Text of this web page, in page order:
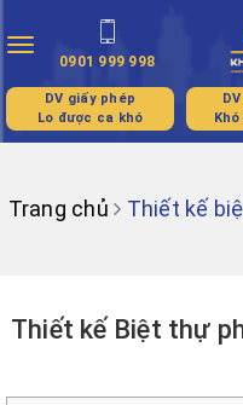
Toggle
navigation
0901 999 998
DV giấy phép
Lo được ca khó
Trang chủ Thiết kế
Thiết kế Biệt thự